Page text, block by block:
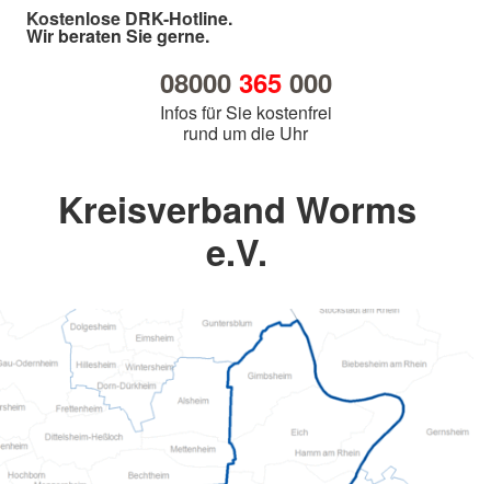
Kostenlose DRK-Hotline.
Wir beraten Sie gerne.
08000 365000
Infos für Sie kostenfrei
rund um die Uhr
Kreisverband Worms
e.V.